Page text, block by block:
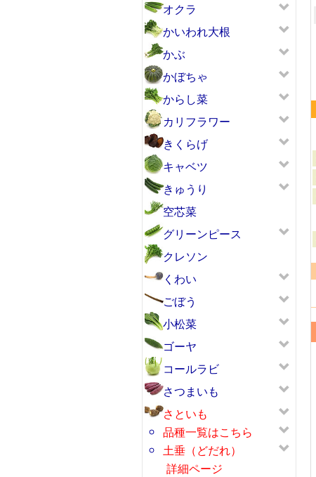
オクラ
かいわれ大根
かぶ
かぼちゃ
からし菜
カリフラワー
きくらげ
キャベツ
きゅうり
空芯菜
グリーンピース
クレソン
くわい
ごぼう
小松菜
ゴーヤ
コールラビ
さつまいも
さといも
品種一覧はこちら
土垂（どだれ）
詳細ページ
土垂